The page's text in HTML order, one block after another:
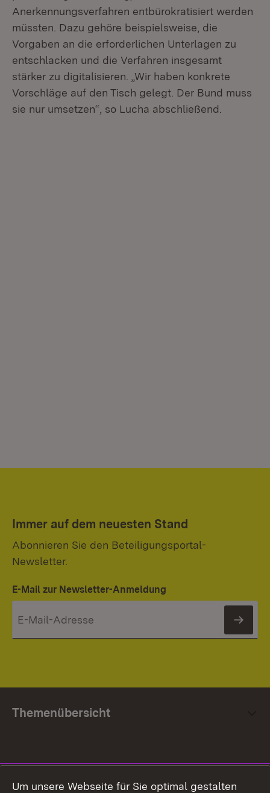
Anerkennungsverfahren entbürokratisiert werden
müssten. Dazu gehöre beispielsweise, die
Vorgaben an die erforderlichen Unterlagen zu
entschlacken und die Verfahren insgesamt
stärker zu digitalisieren. „Wir haben konkrete
Vorschläge auf den Tisch gelegt. Der Bund muss
sie nur umsetzen“, so Lucha abschließend.
Immer auf dem neuesten Stand
Abonnieren Sie den Beteiligungsportal-
Newsletter.
E-Mail zur Newsletter-Anmeldung
Themenübersicht
Um unsere Webseite für Sie optimal gestalten